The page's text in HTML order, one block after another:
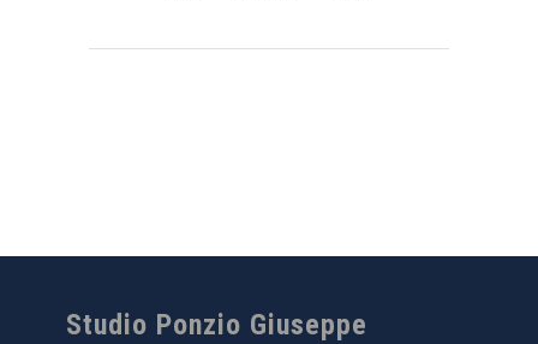
Studio Ponzio Giuseppe